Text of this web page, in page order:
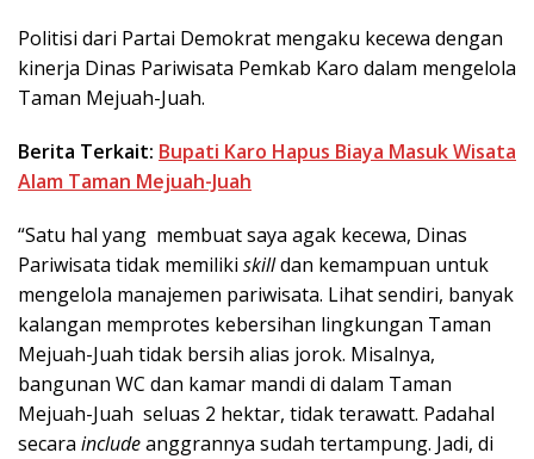
Politisi dari Partai Demokrat mengaku kecewa dengan
kinerja Dinas Pariwisata Pemkab Karo dalam mengelola
Taman Mejuah-Juah.
Berita Terkait: Bupati Karo Hapus Biaya Masuk Wisata
Alam Taman Mejuah-Juah
“Satu hal yang membuat saya agak kecewa, Dinas
Pariwisata tidak memiliki skilldan kemampuan untuk
mengelola manajemen pariwisata. Lihat sendiri, banyak
kalangan memprotes kebersihan lingkungan Taman
Mejuah-Juah tidak bersih alias jorok. Misalnya,
bangunan WC dan kamar mandi di dalam Taman
Mejuah-Juah seluas 2 hektar, tidak terawatt. Padahal
secara includeanggrannya sudah tertampung. Jadi, di